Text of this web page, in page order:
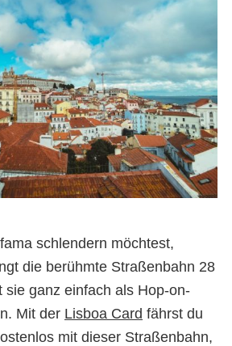
schlendern möchtest,
die berühmte Straßenbahn 28
sie ganz einfach als Hop-on-
Mit der Lisboa Card fährst du
mit dieser Straßenbahn,